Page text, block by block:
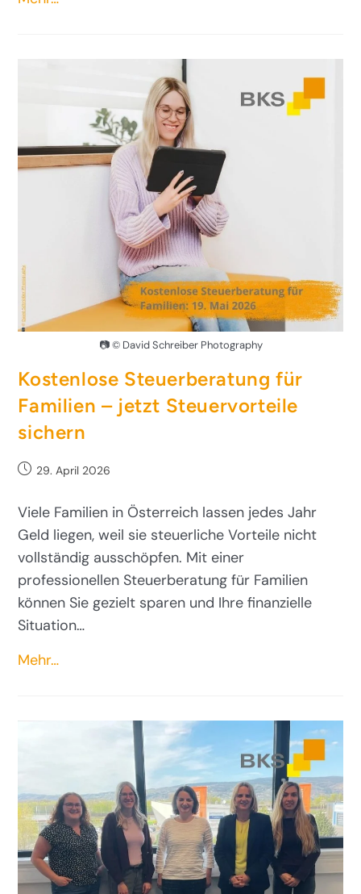
📷 © David Schreiber Photography
Kostenlose Steuerberatung für
Familien – jetzt Steuervorteile
sichern
29. April 2026
Viele Familien in Österreich lassen jedes Jahr
Geld liegen, weil sie steuerliche Vorteile nicht
vollständig ausschöpfen. Mit einer
professionellen Steuerberatung für Familien
können Sie gezielt sparen und Ihre finanzielle
Situation…
Mehr…